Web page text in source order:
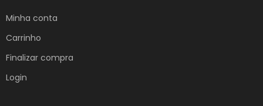
Minha conta
Carrinho
Finalizar compra
Login